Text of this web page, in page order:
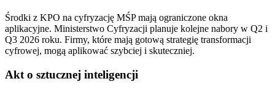
Środki z KPO na cyfryzację MŚP mają ograniczone okna
aplikacyjne. Ministerstwo Cyfryzacji planuje kolejne nabory w Q2 i
Q3 2026 roku. Firmy, które mają gotową strategię transformacji
cyfrowej, mogą aplikować szybciej i skuteczniej.
Akt o sztucznej inteligencji